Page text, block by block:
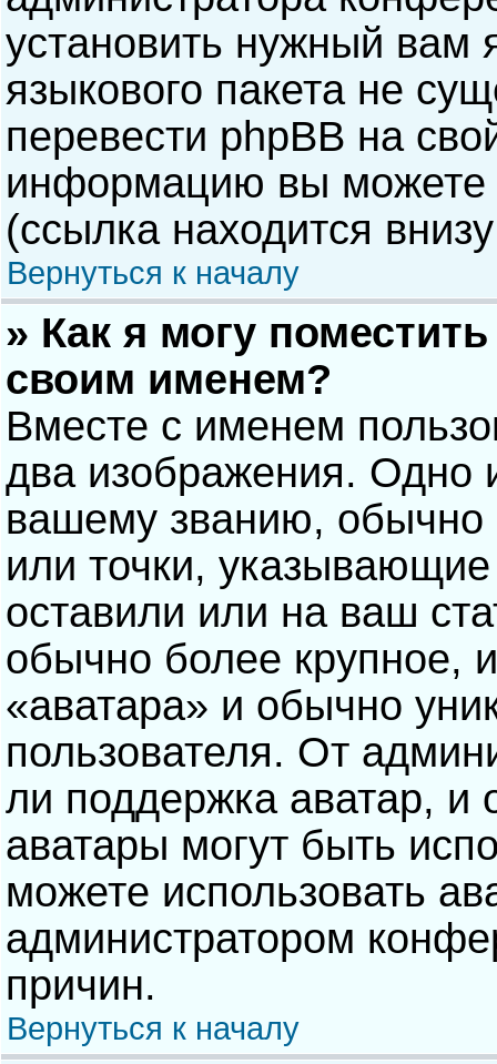
установить нужный вам
языкового пакета не
перевести phpBB на
информацию вы можете
(ссылка находится
Вернуться к началу
» Как я могу
своим именем?
Вместе с именем
два изображения. Одно
вашему званию, обычно
или точки,
оставили или на ваш
обычно более крупное,
«аватара» и обычно
пользователя. От
ли поддержка аватар, и
аватары могут быть
можете использовать
администратором
причин.
Вернуться к началу